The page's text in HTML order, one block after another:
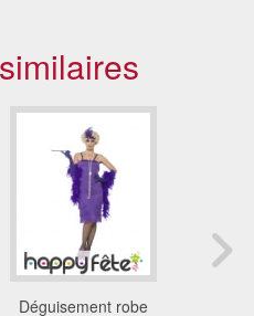
Déguisement robe